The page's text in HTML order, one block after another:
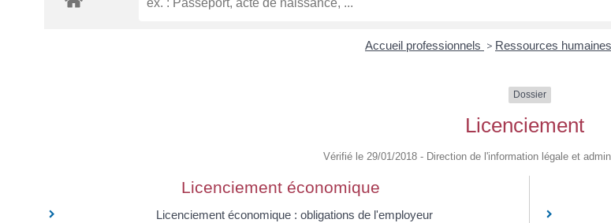
Accueil professionnels > Ressources humaines
Dossier
Licenciement
Vérifié le 29/01/2018 - Direction de l'information légale et
Licenciement économique
Licenciement économique : obligations de l'employeur